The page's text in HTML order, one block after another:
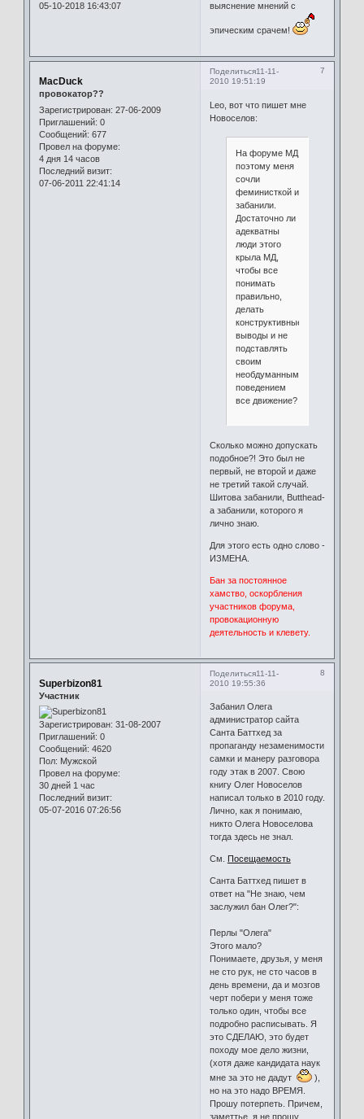
05-10-2018 16:43:07
выяснение мнений с
эпическим срачем!
Поделиться 7
11-11-
2010 19:51:19
MacDuck
провокатор??
Зарегистрирован: 27-06-2009
Приглашений: 0
Сообщений: 677
Провел на форуме:
4 дня 14 часов
Последний визит:
07-06-2011 22:41:14
Leo, вот что пишет мне
Новоселов:
На форуме МД
поэтому меня
сочли
феминисткой и
забанили.
Достаточно ли
адекватны
люди этого
крыла МД,
чтобы все
понимать
правильно,
делать
конструктивные
выводы и не
подставлять
своим
необдуманным
поведением
все движение?
Сколько можно допускать
подобное?! Это был не
первый, не второй и даже
не третий такой случай.
Шитова забанили, Butthead-
а забанили, которого я
лично знаю.
Для этого есть одно слово -
ИЗМЕНА.
Бан за постоянное
хамство, оскорбления
участников форума,
провокационную
деятельность и клевету.
Поделиться 8
11-11-
2010 19:55:36
Superbizon81
Участник
Зарегистрирован: 31-08-2007
Приглашений: 0
Сообщений: 4620
Пол: Мужской
Провел на форуме:
30 дней 1 час
Последний визит:
05-07-2016 07:26:56
Забанил Олега
администратор сайта
Санта Баттхед за
пропаганду незаменимости
самки и манеру разговора
году этак в 2007. Свою
книгу Олег Новоселов
написал только в 2010 году.
Лично, как я понимаю,
никто Олега Новоселова
тогда здесь не знал.
См. Посещаемость
Санта Баттхед пишет в
ответ на "Не знаю, чем
заслужил бан Олег?":
Перлы "Олега"
Этого мало?
Понимаете, друзья, у меня
не сто рук, не сто часов в
день времени, да и мозгов
черт побери у меня тоже
только один, чтобы все
подробно расписывать. Я
это СДЕЛАЮ, это будет
походу мое дело жизни,
(хотя даже кандидата наук
мне за это не дадут
),
но на это надо ВРЕМЯ.
Прошу потерпеть. Причем,
заметтье, я не прошу